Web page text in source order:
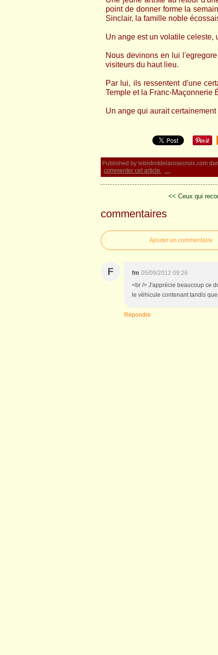
point de donner forme la
Sinclair, la famille noble
Un ange est un volatile celeste,
Nous devinons en lui
visiteurs du haut lieu.
Par lui, ils ressentent d'une
Temple et la Franc-Maçonnerie
Un ange qui aurait
Published by lebistrotdelarosecroix.com
commenter cet article
…
<< Ceux qui
commentaires
Ajouter un commentaire
F fm 05/09/2012 09:26
<br /> J'apprécie beaucoup ce
le véhicule contenant tandis
Répondre